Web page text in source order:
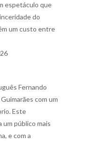
espetáculo que
do
um custo entre
Fernando
com um
Este
um público mais
e com a